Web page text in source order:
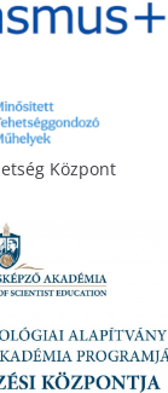
Központ